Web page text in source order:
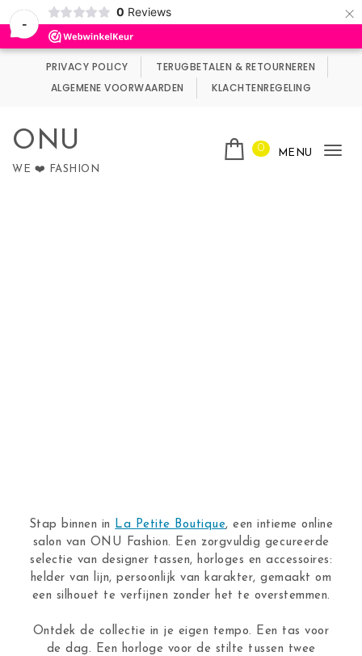
-
0 Reviews ×
Wij maken gebruik van cookies.
PRIVACY POLICY
TERUGBETALEN & RETOURNEREN
ALGEMENE VOORWAARDEN
KLACHTENREGELING
ONU
WE ❤️ FASHION
0 MENU
Stap binnen in La Petite Boutique, een intieme online
salon van ONU Fashion. Een zorgvuldig gecureerde
selectie van designer tassen, horloges en accessoires:
helder van lijn, persoonlijk van karakter, gemaakt om
een silhouet te verfijnen zonder het te overstemmen.
Ontdek de collectie in je eigen tempo. Een tas voor
de dag. Een horloge voor de stilte tussen twee